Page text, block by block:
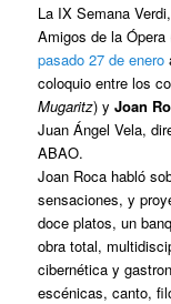
La IX Semana
Amigos de la
pasado 27 de enero
coloquio entre los
Mugaritz) yJoan
Juan Ángel Vela,
ABAO.
Joan Roca habló
sensaciones, y
doce platos, un
obra total,
cibernética y
escénicas, canto,